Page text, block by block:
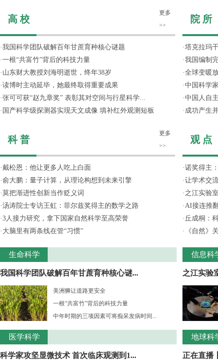
高 校
更多
>>
·我国科学团队破解百年甘蔗育种核心谜题
·一根“共富竹”背后的科技力量
· 山东财大教授刘海明逝世，终年38岁
·读博时主动延毕，她最终取得重要成果
·张可可获“赵九章奖” 表彰其对空间与行星科学...
· 国产科学级探测器实现天文成像 填补红外观测短板
科 普
更多
>>
·戴松恩：他让更多人吃上白面
·俞大鹏：量子计算，从理论构想到未来引擎
·莫把渐进性创新当作贬义词
·汤涛院士专访王虹：菲尔兹奖得主的数学之路
·3人接力研究，拿下国家自然科学至高荣誉
· 大脑里有两条线在管“习惯”
生命科学
我国科学团队破解百年甘蔗育种核心谜...
美洲狮让道路更安全
一根“共富竹”背后的科技力量
中年时期的三项因素可将痴呆发病时间...
医学科学
科学家攻坚显微技术 首次临床观测到1...
院 所
·塔克拉玛
·我国编制
·全球变暖
·中国科学
·中国人自
· 成功产生
观 点
·诺奖得主
·让学术交
· 之江实验
·AI接连推
· 丘成桐：
·
《自然》
信息科
之江实验
地球科
正在直播